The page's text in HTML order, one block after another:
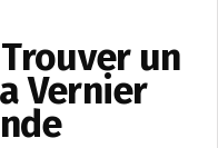
un
Vernier